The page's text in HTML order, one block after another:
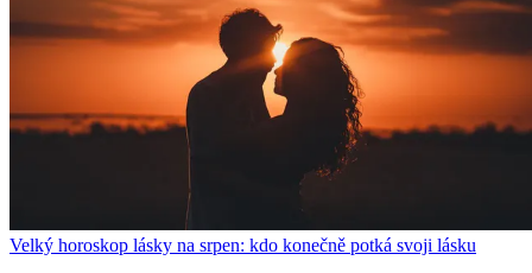
Velký horoskop lásky na srpen: kdo konečně potká svoji lásku